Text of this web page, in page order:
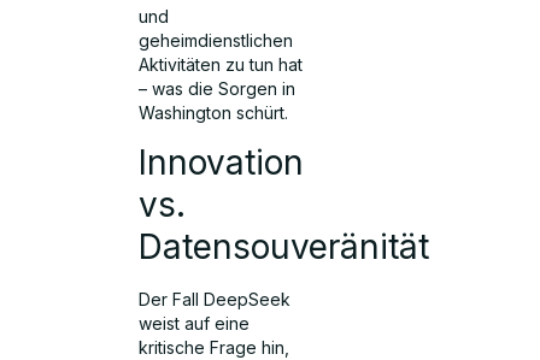
und
geheimdienstlichen
Aktivitäten zu tun hat
– was die Sorgen in
Washington schürt.
Innovation
vs.
Datensouveränität
Der Fall DeepSeek
weist auf eine
kritische Frage hin,